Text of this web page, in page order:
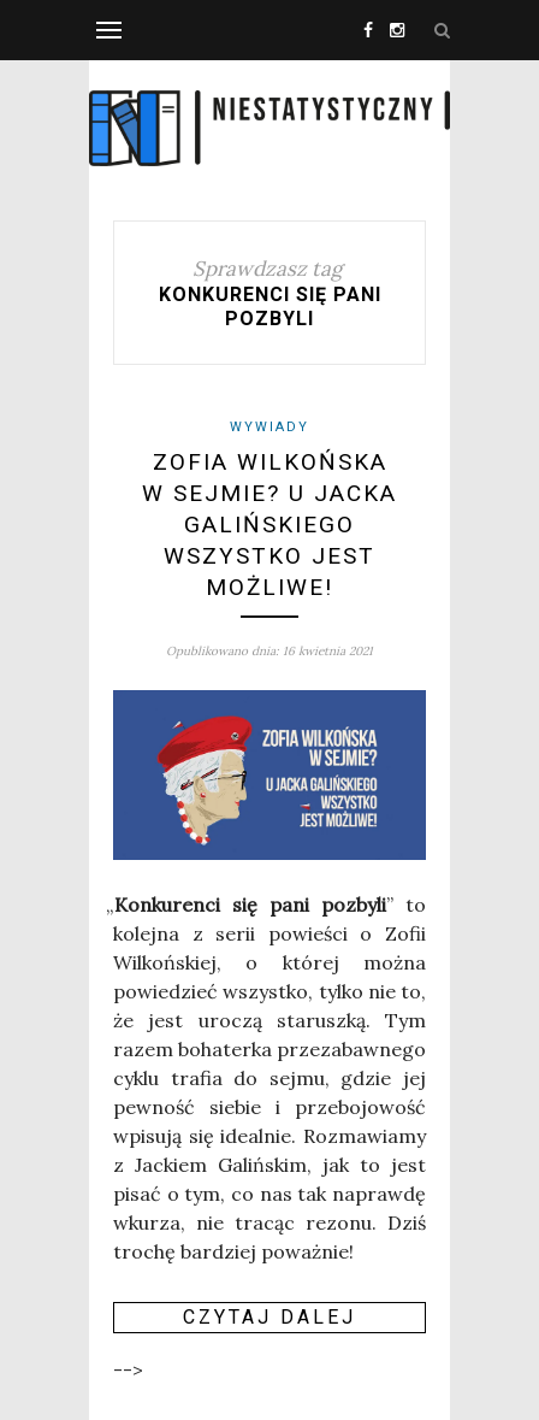
Sprawdzasz tag
KONKURENCI SIĘ PANI
POZBYLI
WYWIADY
ZOFIA WILKOŃSKA
W SEJMIE? U JACKA
GALIŃSKIEGO
WSZYSTKO JEST
MOŻLIWE!
Opublikowano dnia: 16 kwietnia 2021
„Kon­ku­ren­ci się pani pozby­li” to
kolej­na z serii powie­ści o Zofii
Wil­koń­skiej, o któ­rej moż­na
powie­dzieć wszyst­ko, tyl­ko nie to,
że jest uro­czą sta­rusz­ką. Tym
razem boha­ter­ka prze­za­baw­ne­go
cyklu tra­fia do sej­mu, gdzie jej
pew­ność sie­bie i prze­bo­jo­wość
wpi­su­ją się ide­al­nie. Roz­ma­wia­my
z Jac­kiem Galiń­skim, jak to jest
pisać o tym, co nas tak napraw­dę
wku­rza, nie tra­cąc rezo­nu. Dziś
tro­chę bar­dziej poważ­nie!
CZY­TAJ DALEJ
-->